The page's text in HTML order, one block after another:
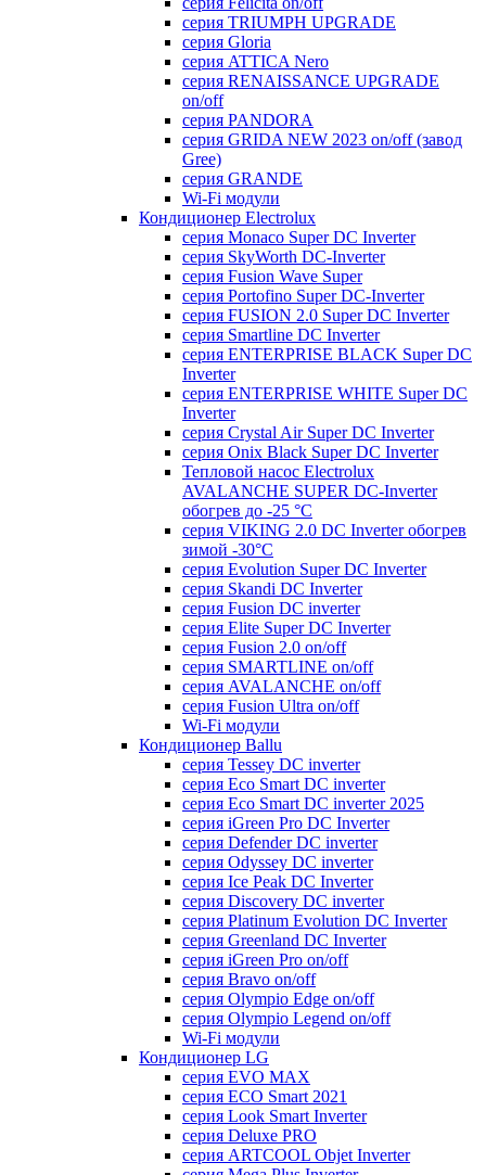
серия TRIUMPH UPGRADE
серия Gloria
серия ATTICA Nero
серия RENAISSANCE UPGRADE
on/off
серия PANDORA
серия GRIDA NEW 2023 on/off (завод
Gree)
серия GRANDE
Wi-Fi модули
Кондиционер Electrolux
серия Monaco Super DC Inverter
серия SkyWorth DC-Inverter
серия Fusion Wave Super
серия Portofino Super DC-Inverter
серия FUSION 2.0 Super DC Іnverter
серия Smartline DC Inverter
серия ENTERPRISE BLACK Super DC
Inverter
серия ENTERPRISE WHITE Super DC
Inverter
серия Crystal Air Super DC Inverter
серия Onix Black Super DC Inverter
Тепловой насос Electrolux
AVALANCHE SUPER DC-Inverter
обогрев до -25 °С
серия VIKING 2.0 DC Inverter обогрев
зимой -30°С
серия Evolution Super DC Inverter
серия Skandi DC Inverter
серия Fusion DC inverter
серия Elite Super DC Inverter
серия Fusion 2.0 on/off
серия SMARTLINE on/off
серия AVALANCHE on/off
серия Fusion Ultra on/off
Wi-Fi модули
Кондиционер Ballu
серия Tessey DC inverter
серия Eco Smart DC inverter
серия Eco Smart DC inverter 2025
серия iGreen Pro DC Inverter
серия Defender DC inverter
серия Odyssey DC inverter
серия Ice Peak DС Inverter
cерия Discovery DC inverter
серия Platinum Evolution DC Inverter
серия Greenland DC Inverter
серия iGreen Pro on/off
серия Bravo on/off
серия Olympio Edge on/off
серия Olympio Legend on/off
Wi-Fi модули
Кондиционер LG
серия EVO MAX
серия ECO Smart 2021
серия Look Smart Inverter
серия Deluxe PRO
серия ARTCOOL Objet Inverter